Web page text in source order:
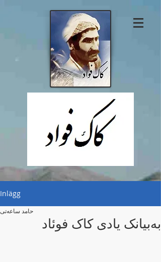
Inlägg
بەبیانک یادی کاک فوئاد
حامد ساعەتی